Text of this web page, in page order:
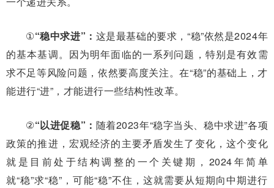
①“稳中求进”： 这是最基础的要求，“稳”依然是2024年
的基本基调。因为明年面临的一系列问题，特别是有效需
求不足等风险问题，依然要高度关注。在“稳”的基础上，才
能进行“进”，才能进行一些结构性改革。
②“以进促稳”： 随着2023年“稳字当头、稳中求进”各项
政策的推进，宏观经济的主要矛盾发生了变化，这个变化
就是目前处于结构调整的一个关键期，2024年简单
就“稳”求“稳”，可能“稳”不住，这就需要从短期向中期进行